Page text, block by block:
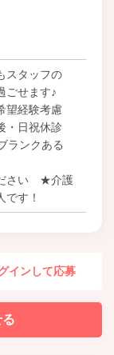
スタッフの
ごせます♪
望経験考慮
・日祝休診
ンクある
さい ★介護
す！
インして応募